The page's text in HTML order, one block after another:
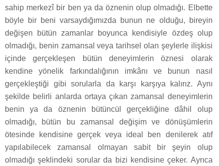
sahip merkezî bir ben ya da öznenin olup olmadığı. Elbette
böyle bir beni varsaydığımızda bunun ne olduğu, bireyin
değişen bütün zamanlar boyunca kendisiyle özdeş olup
olmadığı, benin zamansal veya tarihsel olan şeylerle ilişkisi
içinde gerçekleşen bütün deneyimlerin öznesi olarak
kendine yönelik farkındalığının imkânı ve bunun nasıl
gerçekleştiği gibi sorularla da karşı karşıya kalırız. Aynı
şekilde belirli anlarda ortaya çıkan zamansal deneyimlerin
benin ya da öznenin bütüncül gerçekliğine dâhil olup
olmadığı, bütün bu zamansal değişim ve dönüşümlerin
ötesinde kendisine gerçek veya ideal ben denilerek atıf
yapılabilecek zamansal olmayan sabit bir şeyin olup
olmadığı şeklindeki sorular da bizi kendisine çeker. Ayrıca